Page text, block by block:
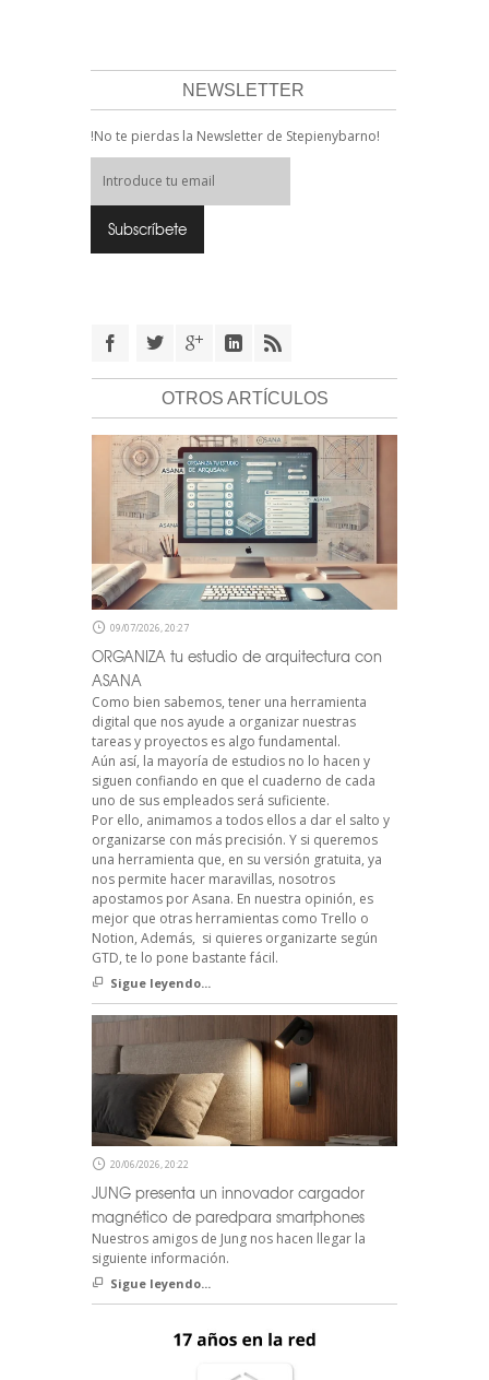
NEWSLETTER
!No te pierdas la Newsletter de Stepienybarno!
OTROS ARTÍCULOS
09/07/2026, 20:27
ORGANIZA tu estudio de arquitectura con
ASANA
Como bien sabemos, tener una herramienta
digital que nos ayude a organizar nuestras
tareas y proyectos es algo fundamental.
Aún así, la mayoría de estudios no lo hacen y
siguen confiando en que el cuaderno de cada
uno de sus empleados será suficiente.
Por ello, animamos a todos ellos a dar el salto y
organizarse con más precisión. Y si queremos
una herramienta que, en su versión gratuita, ya
nos permite hacer maravillas, nosotros
apostamos por Asana. En nuestra opinión, es
mejor que otras herramientas como Trello o
Notion, Además, si quieres organizarte según
GTD, te lo pone bastante fácil.
Sigue leyendo...
20/06/2026, 20:22
JUNG presenta un innovador cargador
magnético de paredpara smartphones
Nuestros amigos de Jung nos hacen llegar la
siguiente información.
Sigue leyendo...